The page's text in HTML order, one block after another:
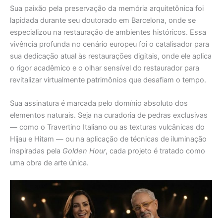
Sua paixão pela preservação da memória arquitetônica foi
lapidada durante seu doutorado em Barcelona, onde se
especializou na restauração de ambientes históricos. Essa
vivência profunda no cenário europeu foi o catalisador para
sua dedicação atual às restaurações digitais, onde ele aplica
o rigor acadêmico e o olhar sensível do restaurador para
revitalizar virtualmente patrimônios que desafiam o tempo.
Sua assinatura é marcada pelo domínio absoluto dos
elementos naturais. Seja na curadoria de pedras exclusivas
— como o Travertino Italiano ou as texturas vulcânicas do
Hijau e Hitam — ou na aplicação de técnicas de iluminação
inspiradas pela Golden Hour, cada projeto é tratado como
uma obra de arte única.